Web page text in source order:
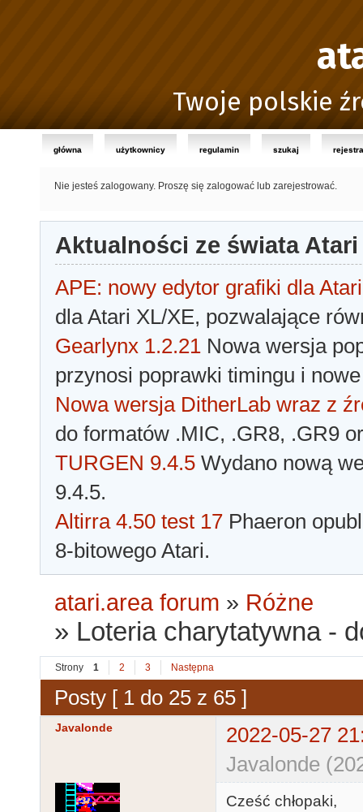
Twoje polskie
główna użytkownicy regulamin szukaj
Nie jesteś zalogowany. Proszę się zalogować lub zarejestrować.
Aktualności ze świata Atari
APE: nowy edytor grafiki dla Atari
dla Atari XL/XE, pozwalające
Gearlynx 1.2.21 Nowa wersja
przynosi poprawki timingu i
Nowa wersja DitherLab wraz z
do formatów .MIC, .GR8, .GR9
TURGEN 9.4.5 Wydano nową
9.4.5.
Altirra 4.50 test 17 Phaeron
8-bitowego Atari.
atari.area forum » Różne
» Loteria charytatywna -
Strony 1 2 3 Następna
Posty [ 1 do 25 z 65 ]
Javalonde
2022-05-27
Javalonde
Cześć chłopaki,